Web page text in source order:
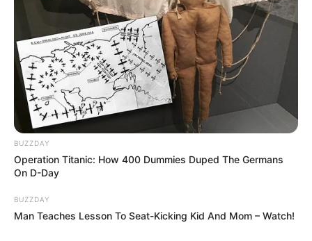
BUZZDAY
Operation Titanic: How 400 Dummies Duped The Germans
On D-Day
BUZZDAY
Man Teaches Lesson To Seat-Kicking Kid And Mom – Watch!